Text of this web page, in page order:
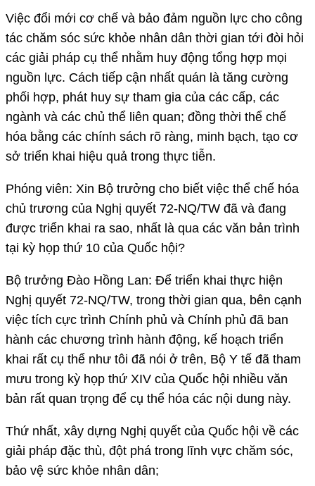
Việc đổi mới cơ chế và bảo đảm nguồn lực cho công
tác chăm sóc sức khỏe nhân dân thời gian tới đòi hỏi
các giải pháp cụ thể nhằm huy động tổng hợp mọi
nguồn lực. Cách tiếp cận nhất quán là tăng cường
phối hợp, phát huy sự tham gia của các cấp, các
ngành và các chủ thể liên quan; đồng thời thể chế
hóa bằng các chính sách rõ ràng, minh bạch, tạo cơ
sở triển khai hiệu quả trong thực tiễn.
Phóng viên: Xin Bộ trưởng cho biết việc thể chế hóa
chủ trương của Nghị quyết 72-NQ/TW đã và đang
được triển khai ra sao, nhất là qua các văn bản trình
tại kỳ họp thứ 10 của Quốc hội?
Bộ trưởng Đào Hồng Lan: Để triển khai thực hiện
Nghị quyết 72-NQ/TW, trong thời gian qua, bên cạnh
việc tích cực trình Chính phủ và Chính phủ đã ban
hành các chương trình hành động, kế hoạch triển
khai rất cụ thể như tôi đã nói ở trên, Bộ Y tế đã tham
mưu trong kỳ họp thứ XIV của Quốc hội nhiều văn
bản rất quan trọng để cụ thể hóa các nội dung này.
Thứ nhất, xây dựng Nghị quyết của Quốc hội về các
giải pháp đặc thù, đột phá trong lĩnh vực chăm sóc,
bảo vệ sức khỏe nhân dân;